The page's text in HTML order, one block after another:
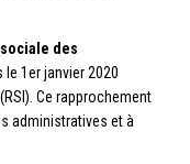
des
1er janvier 2020
Ce rapprochement
administratives et à